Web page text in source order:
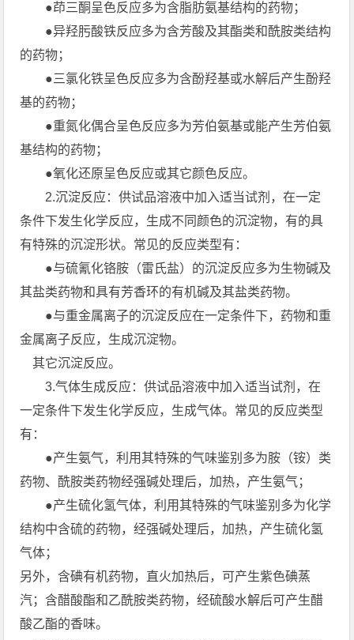
●茚三酮呈色反应多为含脂肪氨基结构的药物；
●异羟肟酸铁反应多为含芳酸及其酯类和酰胺类结构
的药物；
●三氯化铁呈色反应多为含酚羟基或水解后产生酚羟
基的药物；
●重氮化偶合呈色反应多为芳伯氨基或能产生芳伯氨
基结构的药物；
●氧化还原呈色反应或其它颜色反应。
2.沉淀反应：供试品溶液中加入适当试剂，在一定
条件下发生化学反应，生成不同颜色的沉淀物，有的具
有特殊的沉淀形状。常见的反应类型有：
●与硫氰化铬胺（雷氏盐）的沉淀反应多为生物碱及
其盐类药物和具有芳香环的有机碱及其盐类药物。
●与重金属离子的沉淀反应在一定条件下，药物和重
金属离子反应，生成沉淀物。
其它沉淀反应。
3.气体生成反应：供试品溶液中加入适当试剂，在
一定条件下发生化学反应，生成气体。常见的反应类型
有：
●产生氨气，利用其特殊的气味鉴别多为胺（铵）类
药物、酰胺类药物经强碱处理后，加热，产生氨气；
●产生硫化氢气体，利用其特殊的气味鉴别多为化学
结构中含硫的药物，经强碱处理后，加热，产生硫化氢
气体；
另外，含碘有机药物，直火加热后，可产生紫色碘蒸
汽；含醋酸酯和乙酰胺类药物，经硫酸水解后可产生醋
酸乙酯的香味。